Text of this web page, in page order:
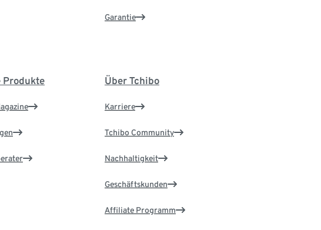
Garantie
Produkte Über Tchibo
Karriere
Tchibo Community
Nachhaltigkeit
Geschäftskunden
Affiliate Programm